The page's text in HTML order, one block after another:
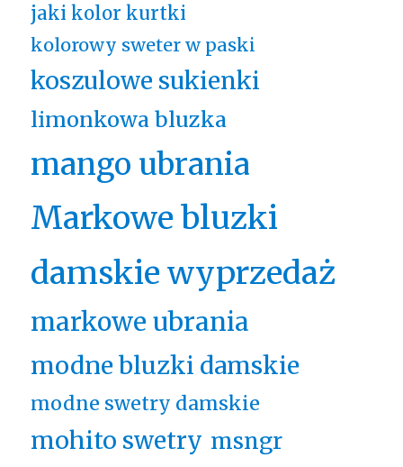
jaki kolor kurtki
kolorowy sweter w paski
koszulowe sukienki
limonkowa bluzka
mango ubrania
Markowe bluzki
damskie wyprzedaż
markowe ubrania
modne bluzki damskie
modne swetry damskie
mohito swetry msngr